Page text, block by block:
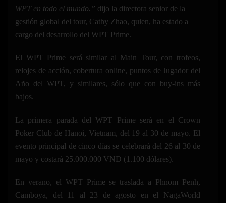
WPT en todo el mundo.” dijo la directora senior de la
gestión global del tour, Cathy Zhao, quien, ha estado a
cargo del desarrollo del WPT Prime.
El WPT Prime será similar al Main Tour, con trofeos,
relojes de acción, cobertura online, puntos de Jugador del
Año del WPT, y similares, sólo que con buy-ins más
bajos.
La primera parada del WPT Prime será en el Crown
Poker Club de Hanoi, Vietnam, del 19 al 30 de mayo. El
evento principal de cinco días se celebrará del 26 al 30 de
mayo y costará 25.000.000 VND (1.100 dólares).
En verano, el WPT Prime se traslada a Phnom Penh,
Camboya, del 11 al 23 de agosto en el NagaWorld